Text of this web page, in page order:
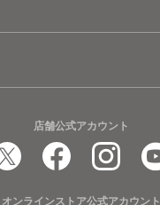
店舗公式アカウント
オンラインストア公式アカウント